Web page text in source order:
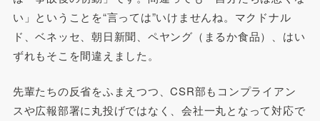
い」ということを“言っては”いけませんね。マクドナル
ド、ベネッセ、朝日新聞、ペヤング（まるか食品）、はい
ずれもそこを間違えました。
先輩たちの反省をふまえつつ、CSR部もコンプライアン
スや広報部署に丸投げではなく、会社一丸となって対応で